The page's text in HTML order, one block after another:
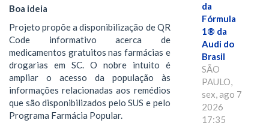
Boa ideia
Projeto propõe a disponibilização de QR
Code informativo acerca de
medicamentos gratuitos nas farmácias e
drogarias em SC. O nobre intuito é
ampliar o acesso da população às
informações relacionadas aos remédios
que são disponibilizados pelo SUS e pelo
Programa Farmácia Popular.
da
Fórmula
1® da
Audi do
Brasil
SÃO
PAULO,
sex, ago 7
2026
17:35